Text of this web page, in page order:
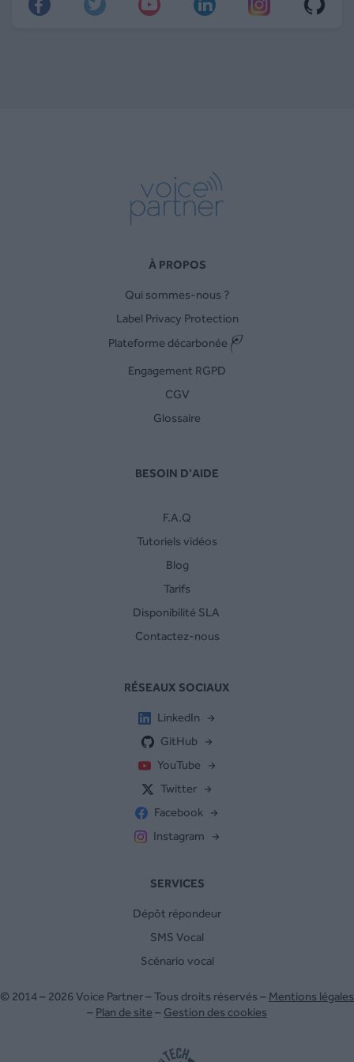
À PROPOS
Qui sommes-nous ?
Label Privacy Protection
Plateforme décarbonée
Engagement RGPD
CGV
Glossaire
BESOIN D’AIDE
F.A.Q
Tutoriels vidéos
Blog
Tarifs
Disponibilité SLA
Contactez-nous
RÉSEAUX SOCIAUX
LinkedIn
GitHub
YouTube
Twitter
Facebook
Instagram
SERVICES
Dépôt répondeur
SMS Vocal
Scénario vocal
© 2014 – 2026 Voice Partner – Tous droits réservés – Mentions légales
– Plan de site – Gestion des cookies